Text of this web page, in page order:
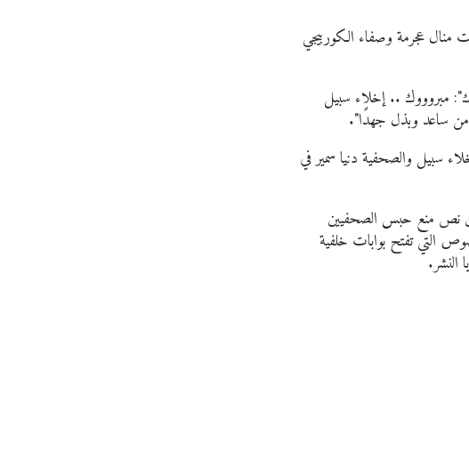
منال عجرمة وصفاء الكوربيجي
مبروووك .. إخلاء سبيل
من ساعد وبذل جهدًا".
سبيل والصحفية دنيا سمير في
نص منع حبس الصحفيين
التي تفتح بوابات خلفية
النشر.